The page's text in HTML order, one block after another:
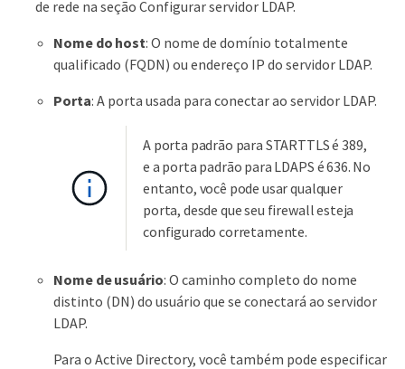
de rede na seção Configurar servidor LDAP.
Nome do host: O nome de domínio totalmente
qualificado (FQDN) ou endereço IP do servidor LDAP.
Porta: A porta usada para conectar ao servidor LDAP.
A porta padrão para STARTTLS é 389,
e a porta padrão para LDAPS é 636. No
entanto, você pode usar qualquer
porta, desde que seu firewall esteja
configurado corretamente.
Nome de usuário: O caminho completo do nome
distinto (DN) do usuário que se conectará ao servidor
LDAP.
Para o Active Directory, você também pode especificar